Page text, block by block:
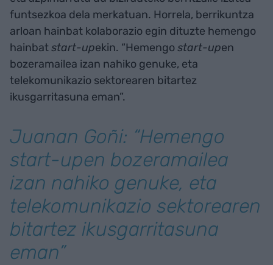
funtsezkoa dela merkatuan. Horrela, berrikuntza
arloan hainbat kolaborazio egin dituzte hemengo
hainbatstart-upekin. “Hemengostart-upen
bozeramailea izan nahiko genuke, eta
telekomunikazio sektorearen bitartez
ikusgarritasuna eman”.
Juanan Goñi: “Hemengo
start-upen bozeramailea
izan nahiko genuke, eta
telekomunikazio sektorearen
bitartez ikusgarritasuna
eman”